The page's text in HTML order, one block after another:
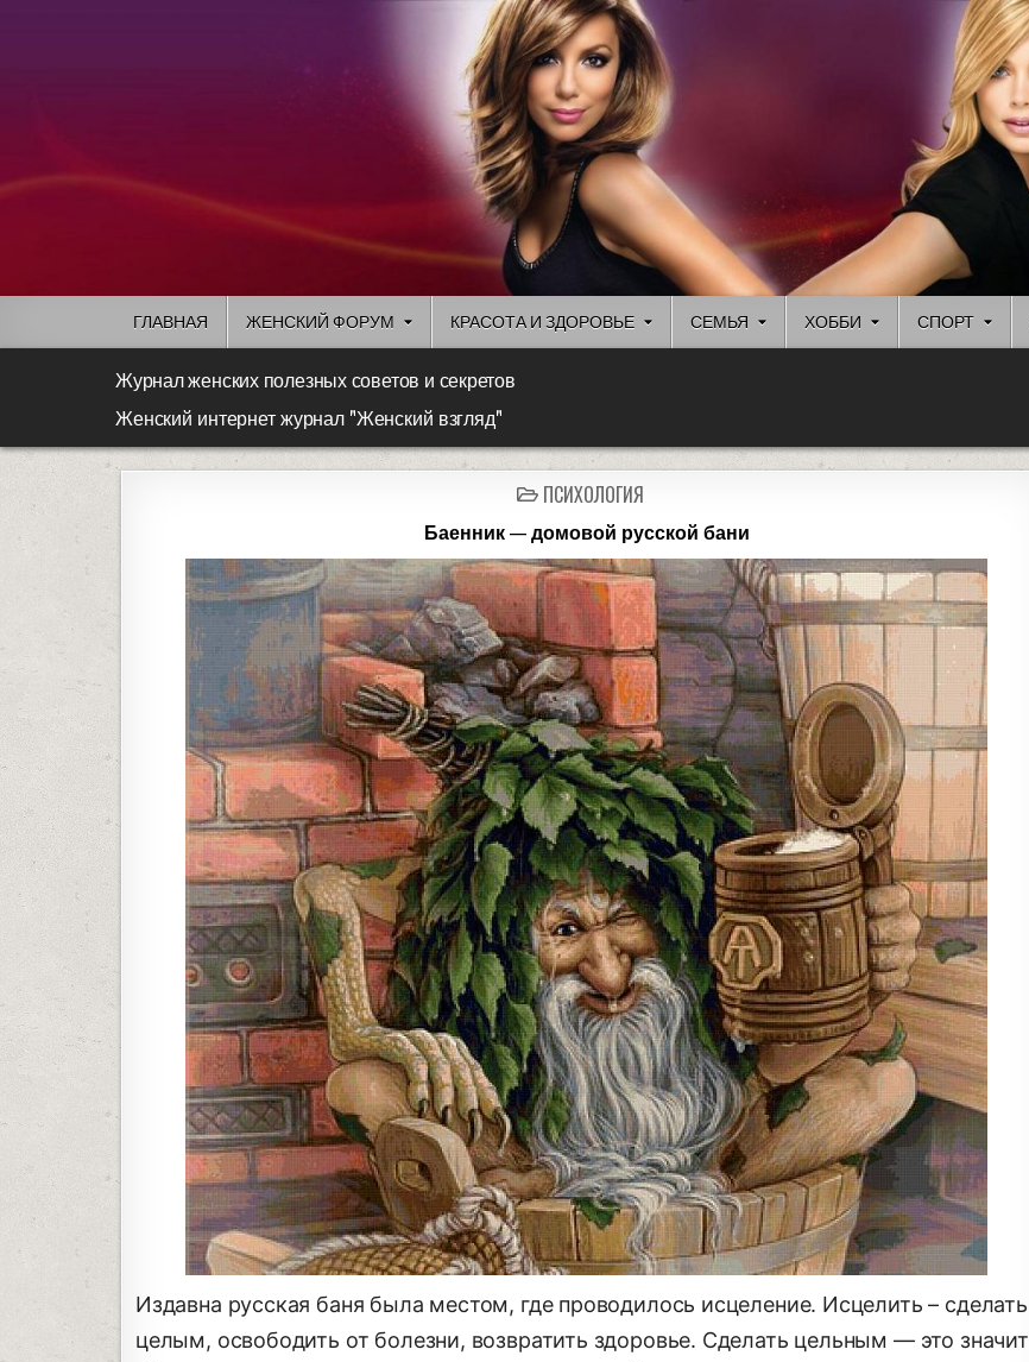
ГЛАВНАЯ ЖЕНСКИЙ ФОРУМ КРАСОТА И ЗДОРОВЬЕ СЕМЬЯ ХОББИ СПОРТ
Журнал женских полезных советов и секретов
Женский интернет журнал "Женский взгляд"
ПСИХОЛОГИЯ
Баенник — домовой русской бани
Издавна русская баня была местом, где проводилось исцеление. Исцелить – сделать
целым, освободить от болезни, возвратить здоровье. Сделать цельным — это значит